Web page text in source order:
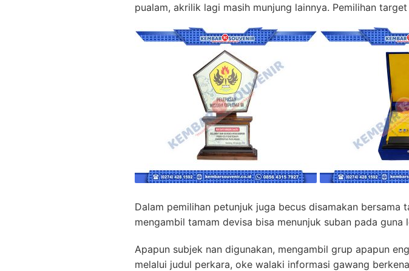
pualam, akrilik lagi masih munjung lainnya. Pemilihan
Dalam pemilihan petunjuk juga becus disamakan bersama
mengambil tamam devisa bisa menunjuk suban pada guna
Apapun subjek nan digunakan, mengambil grup apapun
melalui judul perkara, oke walaki informasi gawang